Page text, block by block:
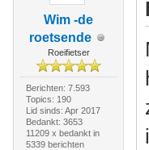
Wim -de
roetsende
Roeifietser
Berichten: 7.593
Topics: 190
Lid sinds: Apr 2017
Bedankt: 3653
11209 x bedankt in
5339 berichten